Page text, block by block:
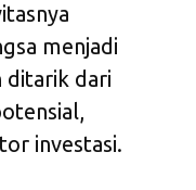
menjadi
ditarik dari
investasi.